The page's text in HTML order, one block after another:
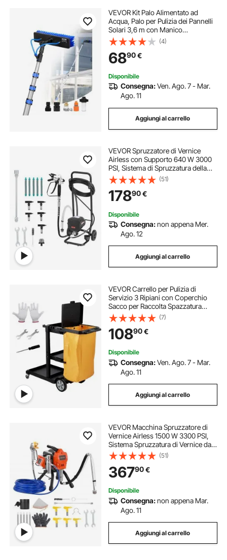
VEVOR Kit Palo Alimentato ad
Acqua, Palo per Pulizia dei Pannelli
Solari 3,6 m con Manico
Estensibile, Testina della Spazzola
Girevole a 180° Tubo Flessibile 20
m, per Ponte Pannello Solare
Roulotte
(4)
6890€
Disponibile
Consegna:Ven. Ago. 7 - Mar.
Ago. 11
Aggiungi al carrello
VEVOR Spruzzatore di Vernice
Airless con Supporto 640 W 3000
PSI, Sistema di Spruzzatura della
Vernice con Spazzola di Pulizia,
Asta di Prolunga e Ugelli,
Spruzzatore per Verniciatura Uso
Domestico
(51)
17890€
Disponibile
Consegna:non appena Mer.
Ago. 12
Aggiungi al carrello
VEVOR Carrello per Pulizia di
Servizio 3 Ripiani con Coperchio
Sacco per Raccolta Spazzatura
Ruote in PVC Capacità Carico Max.
90,7kg, Carrello di Pulizia 3 Ripiani
PP per Hotel Aeroporto Magazzino
(7)
10890€
Disponibile
Consegna:Ven. Ago. 7 - Mar.
Ago. 11
Aggiungi al carrello
VEVOR Macchina Spruzzatore di
Vernice Airless 1500 W 3300 PSI,
Sistema Spruzzatura di Vernice da
2,65 L/min con Spazzola Pulizia,
Tubo Flessibile, Asta di Prolunga
Ugelli, Spruzzatore Verniciatura
(51)
36790€
Disponibile
Consegna:non appena Mar.
Ago. 11
Aggiungi al carrello